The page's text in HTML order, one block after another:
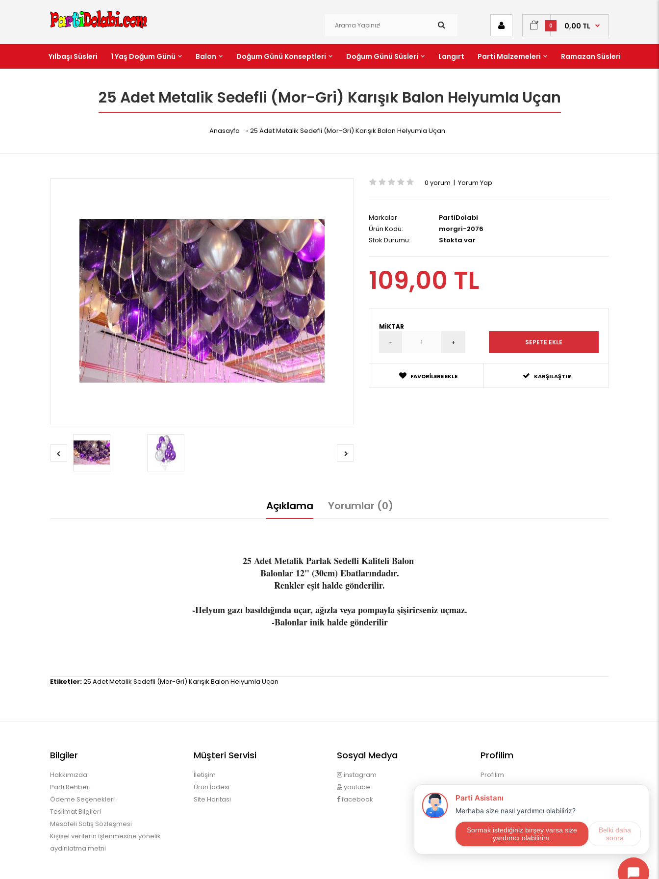
0 0,00 TL
Yılbaşı Süsleri 1 Yaş Doğum Günü Balon Doğum Günü Konseptleri Doğum Günü Süsleri Langırt Parti Malzemeleri Ramazan Süsleri
25 Adet Metalik Sedefli (Mor-Gri) Karışık Balon Helyumla Uçan
Anasayfa 25 Adet Metalik Sedefli (Mor-Gri) Karışık Balon Helyumla Uçan
0 yorum | Yorum Yap
Markalar
PartiDolabi
Ürün Kodu:
morgri-2076
Stok Durumu:
Stokta var
109,00 TL
MIKTAR
FAVORILERE EKLE KARŞILAŞTIR
Açıklama Yorumlar (0)
25 Adet Metalik Parlak Sedefli Kaliteli Balon
Balonlar 12" (30cm) Ebatlarındadır.
Renkler eşit halde gönderilir.
-Helyum gazı basıldığında uçar, ağızla veya pompayla şişirirseniz uçmaz.
-Balonlar inik halde gönderilir
Etiketler:25 Adet Metalik Sedefli (Mor-Gri) Karışık Balon Helyumla Uçan
Bilgiler
Hakkımızda
Parti Rehberi
Ödeme Seçenekleri
Teslimat Bilgileri
Mesafeli Satış Sözleşmesi
Kişisel verilerin işlenmesine yönelik
aydınlatma metni
Müşteri Servisi
İletişim
Ürün İadesi
Site Haritası
Sosyal Medya
instagram
youtube
facebook
Profilim
Profilim
Sipariş Geçmişim
Alışveriş Listem
Mail Aboneliği